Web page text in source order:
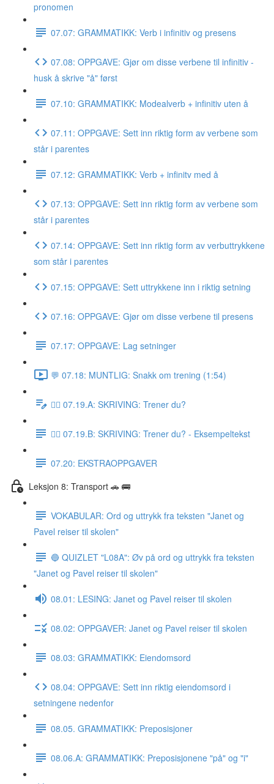
pronomen
07.07: GRAMMATIKK: Verb i infinitiv og presens
07.08: OPPGAVE: Gjør om disse verbene til infinitiv -
husk å skrive "å" først
07.10: GRAMMATIKK: Modealverb + infinitiv uten å
07.11: OPPGAVE: Sett inn riktig form av verbene som
står i parentes
07.12: GRAMMATIKK: Verb + infinitv med å
07.13: OPPGAVE: Sett inn riktig form av verbene som
står i parentes
07.14: OPPGAVE: Sett inn riktig form av verbuttrykkene
som står i parentes
07.15: OPPGAVE: Sett uttrykkene inn i riktig setning
07.16: OPPGAVE: Gjør om disse verbene til presens
07.17: OPPGAVE: Lag setninger
💬 07.18: MUNTLIG: Snakk om trening (1:54)
✍🏼 07.19.A: SKRIVING: Trener du?
✍🏼 07.19.B: SKRIVING: Trener du? - Eksempeltekst
07.20: EKSTRAOPPGAVER
Leksjon 8: Transport 🚗 🚌
VOKABULAR: Ord og uttrykk fra teksten "Janet og
Pavel reiser til skolen"
🔵 QUIZLET "L08A": Øv på ord og uttrykk fra teksten
"Janet og Pavel reiser til skolen"
08.01: LESING: Janet og Pavel reiser til skolen
08.02: OPPGAVER: Janet og Pavel reiser til skolen
08.03: GRAMMATIKK: Eiendomsord
08.04: OPPGAVE: Sett inn riktig eiendomsord i
setningene nedenfor
08.05. GRAMMATIKK: Preposisjoner
08.06.A: GRAMMATIKK: Preposisjonene "på" og "i"